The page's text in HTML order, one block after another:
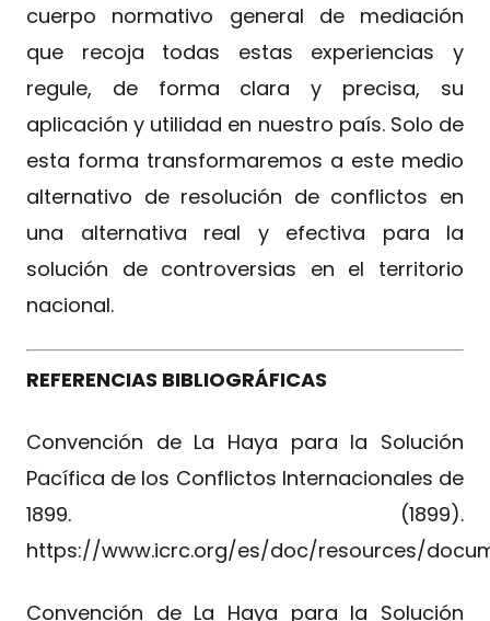
cuerpo normativo general de mediación
que recoja todas estas experiencias y
regule, de forma clara y precisa, su
aplicación y utilidad en nuestro país. Solo de
esta forma transformaremos a este medio
alternativo de resolución de conflictos en
una alternativa real y efectiva para la
solución de controversias en el territorio
nacional.
REFERENCIAS BIBLIOGRÁFICAS
Convención de La Haya para la Solución
Pacífica de los Conflictos Internacionales de
1899. (1899).
https://www.icrc.org/es/doc/resources/
Convención de La Haya para la Solución